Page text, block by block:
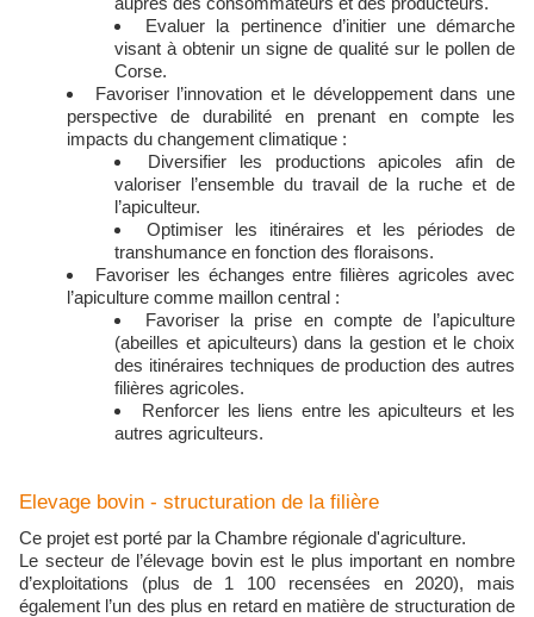
Evaluer la pertinence d’initier une démarche
visant à obtenir un signe de qualité sur le pollen de
Corse.
Favoriser l’innovation et le développement dans une
perspective de durabilité en prenant en compte les
impacts du changement climatique :
Diversifier les productions apicoles afin de
valoriser l’ensemble du travail de la ruche et de
l’apiculteur.
Optimiser les itinéraires et les périodes de
transhumance en fonction des floraisons.
Favoriser les échanges entre filières agricoles avec
l’apiculture comme maillon central :
Favoriser la prise en compte de l’apiculture
(abeilles et apiculteurs) dans la gestion et le choix
des itinéraires techniques de production des autres
filières agricoles.
Renforcer les liens entre les apiculteurs et les
autres agriculteurs.
Elevage bovin - structuration de la filière
Ce projet est porté par la Chambre régionale d'agriculture.
Le secteur de l’élevage bovin est le plus important en nombre
d’exploitations (plus de 1 100 recensées en 2020), mais
également l’un des plus en retard en matière de structuration de